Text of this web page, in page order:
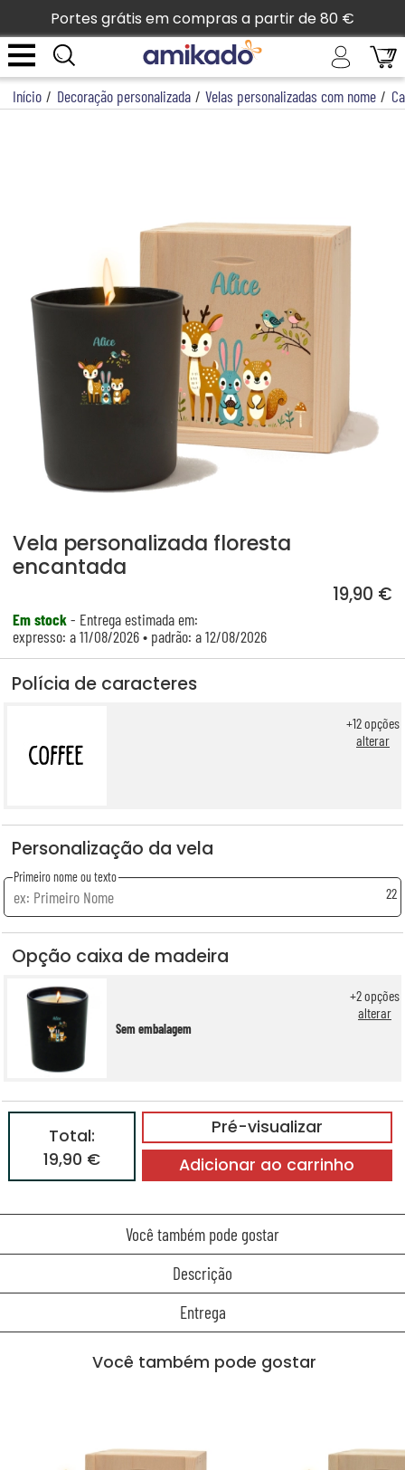
Portes grátis em compras a partir de 80 €
Início / Decoração personalizada / Velas personalizadas com nome /
Vela personalizada floresta
encantada
19,90 €
Em stock- Entrega estimada em:
expresso: a 11/08/2026 • padrão: a 12/08/2026
Polícia de caracteres
+12opções
alterar
Personalização da vela
Primeiro nome ou texto
22
Opção caixa de madeira
Sem embalagem
+2opções
alterar
Pré-visualizar
Total:
19,90 €
Adicionar ao carrinho
Você também pode gostar
Descrição
Entrega
Você também pode gostar